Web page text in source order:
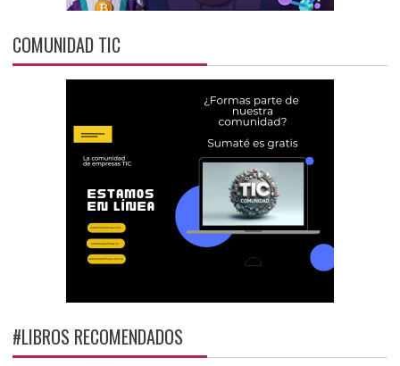
COMUNIDAD TIC
#LIBROS RECOMENDADOS